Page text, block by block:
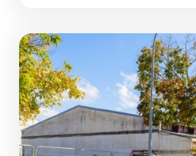
Grands projets : les